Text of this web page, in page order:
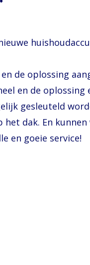
de oplossing
en de
gesleuteld
dak. En
en goeie service!